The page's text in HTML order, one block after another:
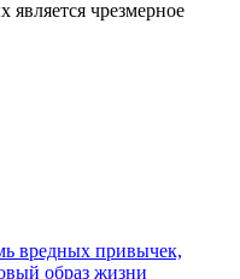
является чрезмерное
вредных привычек,
образ жизни